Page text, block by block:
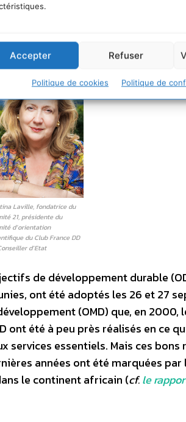
Accepter Refuser
Politique de cookies Politique de
en 2030
Laville, fondatrice du
21, présidente du
d’orientation
du Club France DD
d’Etat
de développement durable
ont été adoptés les 26 et 27
(OMD) que, en 2000,
ont été à peu près réalisés en ce
services essentiels. Mais ces
années ont été marquées
le continent africain (cf.le